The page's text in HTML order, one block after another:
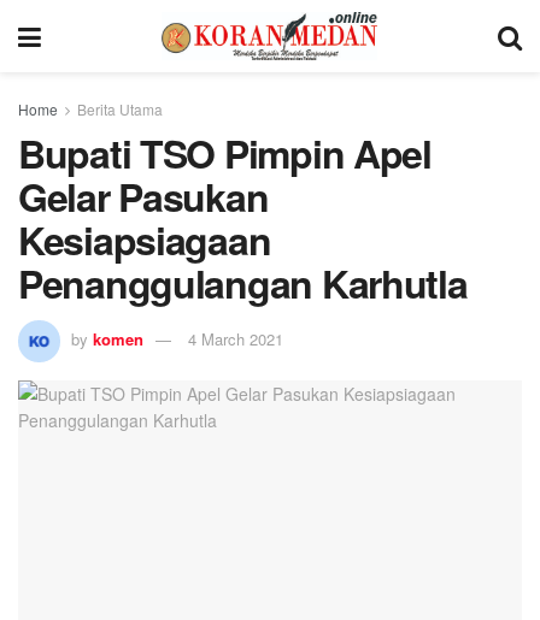
Home Berita Utama
Bupati TSO Pimpin Apel
Gelar Pasukan
Kesiapsiagaan
Penanggulangan Karhutla
by komen 4 March 2021